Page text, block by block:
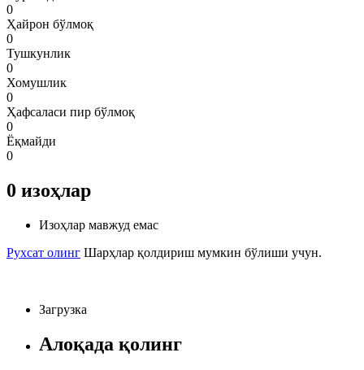
0
Ҳайрон бўлмоқ
0
Тушкунлик
0
Хомушлик
0
Ҳафсаласи пир бўлмоқ
0
Ёқмайди
0
0 изоҳлар
Изоҳлар мавжуд емас
Рухсат олинг Шарҳлар қолдириш мумкин бўлиши учун.
Загрузка
Алоқада қолинг